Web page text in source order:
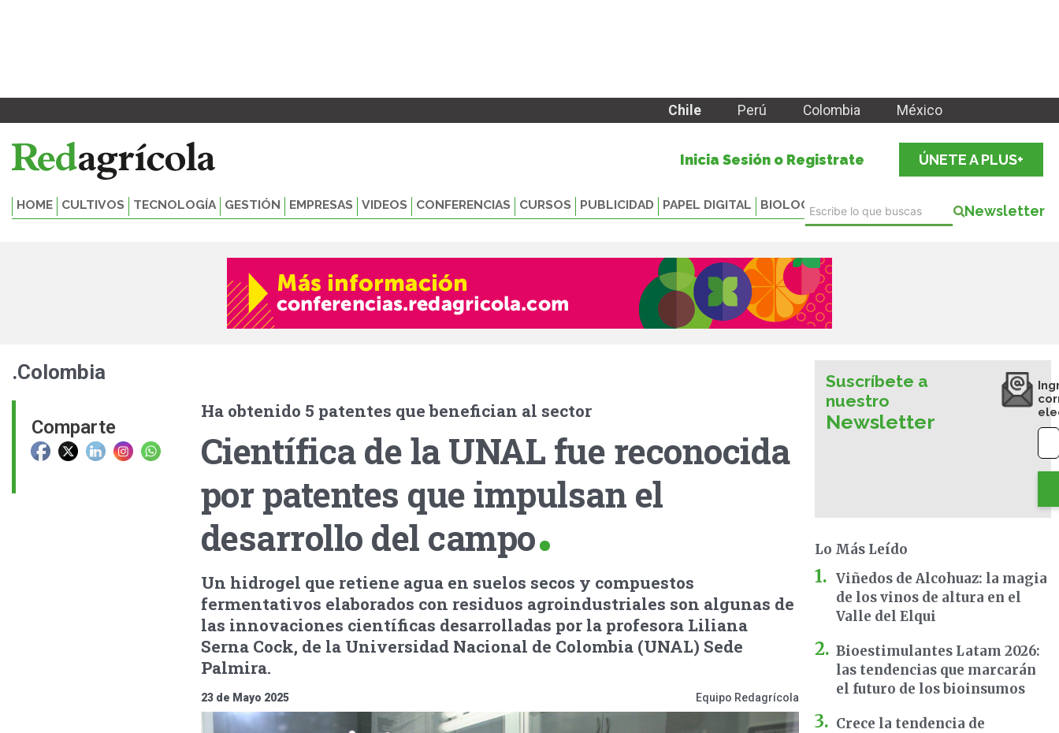
Chile Perú Colombia México
Inicia Sesión o Registrate ÚNETE A PLUS+
HOME CULTIVOS TECNOLOGÍA GESTIÓN EMPRESAS VIDEOS CONFERENCIAS CURSOS PUBLICIDAD PAPEL DIGITAL BIOLOGICALS Newsletter
.Colombia
Comparte
Ha obtenido 5 patentes que benefician al sector
Científica de la UNAL fue reconocida
por patentes que impulsan el
desarrollo del campo
Un hidrogel que retiene agua en suelos secos y compuestos
fermentativos elaborados con residuos agroindustriales son algunas de
las innovaciones científicas desarrolladas por la profesora Liliana
Serna Cock, de la Universidad Nacional de Colombia (UNAL) Sede
Palmira.
23 de Mayo 2025 Equipo Redagrícola
Suscríbete a
nuestro
Newsletter
Lo Más Leído
Viñedos de Alcohuaz: la magia
de los vinos de altura en el
Valle del Elqui
Bioestimulantes Latam 2026:
las tendencias que marcarán
el futuro de los bioinsumos
Crece la tendencia de